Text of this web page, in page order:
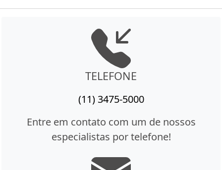
TELEFONE
(11) 3475-5000
Entre em contato com um de nossos
especialistas por telefone!